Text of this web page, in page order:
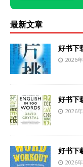
最新文章
好书下
2026
好书
2026
好书下
2026